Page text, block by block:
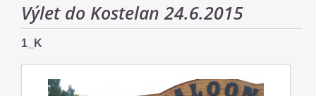
Výlet do Kostelan 24.6.2015
1_K